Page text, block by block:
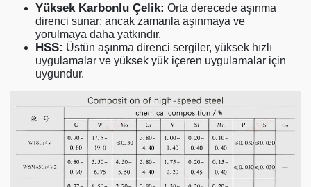
Yüksek Karbonlu Çelik: Orta derecede aşınma
direnci sunar; ancak zamanla aşınmaya ve
yorulmaya daha yatkındır.
HSS: Üstün aşınma direnci sergiler, yüksek hızlı
uygulamalar ve yüksek yük içeren uygulamalar için
uygundur.